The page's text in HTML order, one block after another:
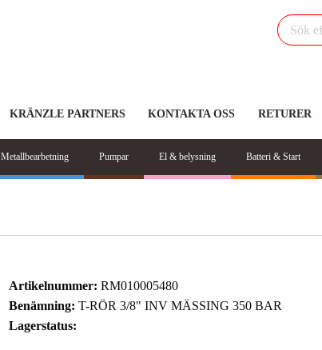
KRÄNZLE PARTNERS KONTAKTA OSS RETURER
Metallbearbetning Pumpar El & belysning Batteri & Start
Artikelnummer: RM010005480
Benämning: T-RÖR 3/8" INV MÄSSING 350 BAR
Lagerstatus: